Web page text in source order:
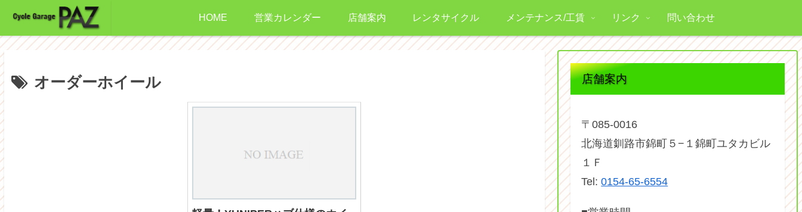
HOME 営業カレンダー 店舗案内 レンタサイクル メンテナンス/工賃 リンク 問い合わせ
オーダーホイール 店舗案内
〒085-0016
北海道釧路市錦町５−１錦町ユタカビル
１Ｆ
Tel:0154-65-6554